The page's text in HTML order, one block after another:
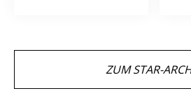
ZUM STAR-